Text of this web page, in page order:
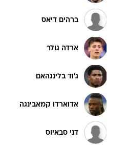
ברהים דיאס
ארדה גולר
ג'וד בלינגהאם
אדוארדו קמאבינגה
דני סבאיוס